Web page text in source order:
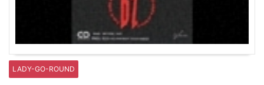
LADY-GO-ROUND